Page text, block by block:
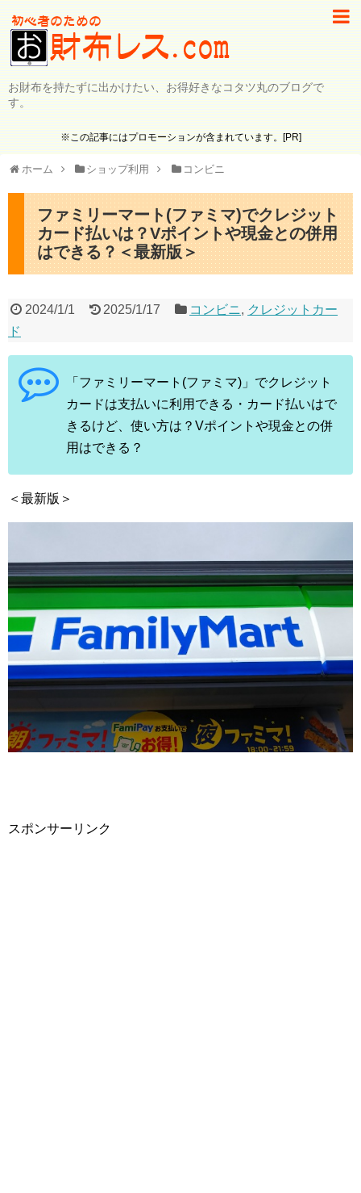
お財布を持たずに出かけたい、お得好きなコタツ丸のブログで
す。
※この記事にはプロモーションが含まれています。[PR]
ホーム ショップ利用 コンビニ
ファミリーマート(ファミマ)でクレジット
カード払いは？Vポイントや現金との併用
はできる？＜最新版＞
2024/1/1 2025/1/17 コンビニ, クレジットカー
ド
「ファミリーマート(ファミマ)」でクレジット
カードは支払いに利用できる・カード払いはで
きるけど、使い方は？Vポイントや現金との併
用はできる？
＜最新版＞
スポンサーリンク